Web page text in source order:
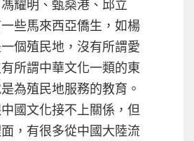
耀明、甄燊港、邱立
些馬來西亞僑生，如楊
個殖民地，沒有所謂愛
所謂中華文化一類的東
為殖民地服務的教育。
國文化接不上關係，但
，有很多從中國大陸流